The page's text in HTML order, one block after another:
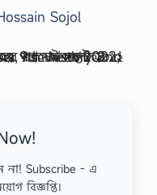
Sojol
না! Subscribe - এ
বিজ্ঞপ্তি।